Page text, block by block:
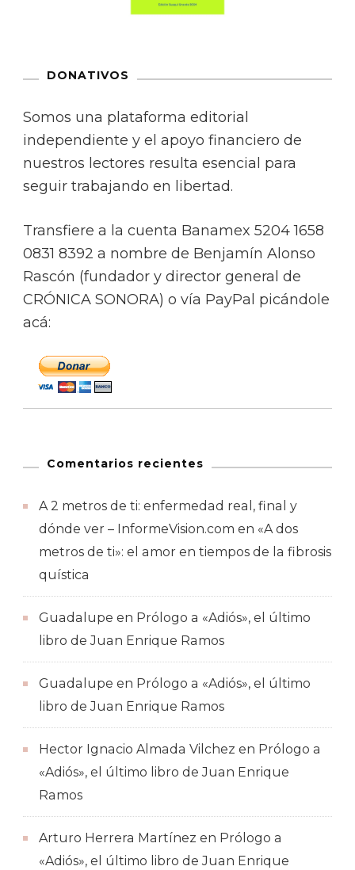
DONATIVOS
Somos una plataforma editorial
independiente y el apoyo financiero de
nuestros lectores resulta esencial para
seguir trabajando en libertad.
Transfiere a la cuenta Banamex 5204 1658
0831 8392 a nombre de Benjamín Alonso
Rascón (fundador y director general de
CRÓNICA SONORA) o vía PayPal picándole
acá:
Comentarios recientes
A 2 metros de ti: enfermedad real, final y
dónde ver – InformeVision.com en «A dos
metros de ti»: el amor en tiempos de la fibrosis
quística
Guadalupe en Prólogo a «Adiós», el último
libro de Juan Enrique Ramos
Guadalupe en Prólogo a «Adiós», el último
libro de Juan Enrique Ramos
Hector Ignacio Almada Vilchez en Prólogo a
«Adiós», el último libro de Juan Enrique
Ramos
Arturo Herrera Martínez en Prólogo a
«Adiós», el último libro de Juan Enrique